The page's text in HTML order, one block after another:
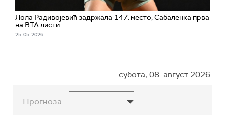
Лола Радивојевић задржала 147. место, Сабаленка прва
на ВТА листи
25. 05. 2026.
субота, 08. август 2026.
Прогноза